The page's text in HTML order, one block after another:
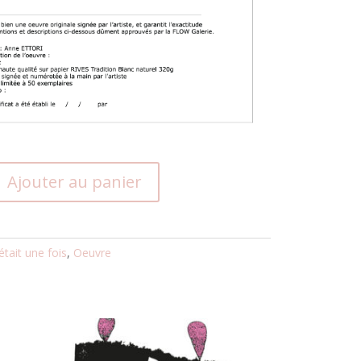
Ajouter au panier
une fois, Oeuvre